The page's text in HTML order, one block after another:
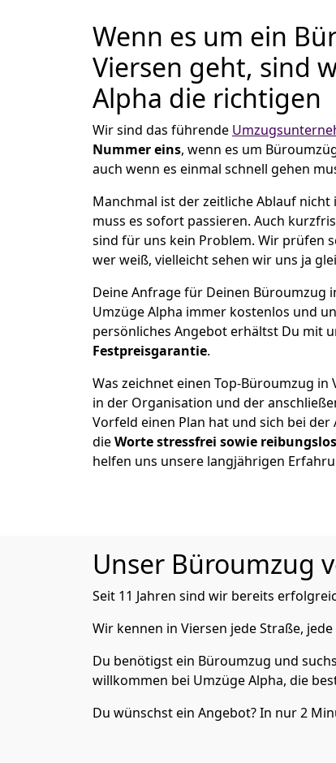
Wenn es um ein
Viersen geht, sind
Alpha die richtigen
Wir sind das führende
Nummer eins, wenn es um
auch wenn es einmal schnell gehen
Manchmal ist der zeitliche Ablauf
muss es sofort passieren. Auch
sind für uns kein Problem. Wir prüfen
wer weiß, vielleicht sehen wir uns ja
Deine Anfrage für Deinen Büroumzug
Umzüge Alpha immer kostenlos und
persönliches Angebot erhältst Du mit
Festpreisgarantie.
Was zeichnet einen Top-Büroumzug in
in der Organisation und der
Vorfeld einen Plan hat und sich bei
dieWorte stressfrei sowie reibungslos
helfen uns unsere langjährigen
Unser Büroumzug
Seit 11 Jahren sind wir bereits
Wir kennen in Viersen jede Straße,
Du benötigst ein Büroumzug und
willkommen bei Umzüge Alpha, die
Du wünschst ein Angebot? In nur 2